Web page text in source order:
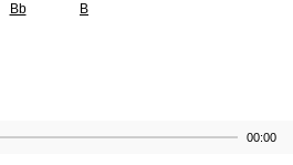
Bb B
00:00